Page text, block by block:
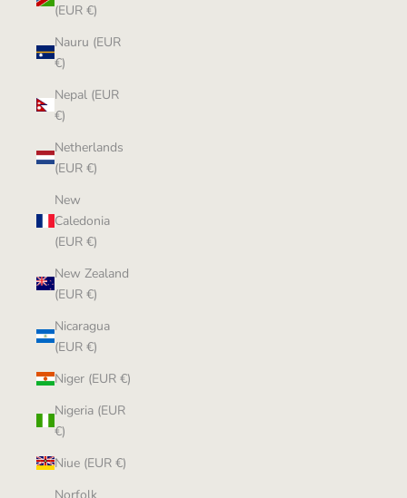
(EUR €)
Nauru (EUR
€)
Nepal (EUR
€)
Netherlands
(EUR €)
New
Caledonia
(EUR €)
New Zealand
(EUR €)
Nicaragua
(EUR €)
Niger (EUR €)
Nigeria (EUR
€)
Niue (EUR €)